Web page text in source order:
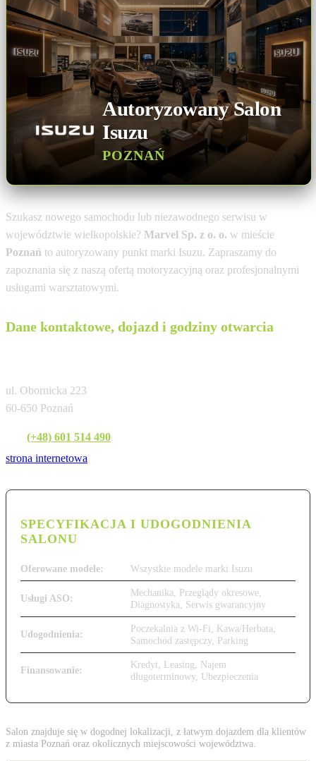
Autoryzowany Salon
Isuzu
POZNAŃ
Szukasz nowego samochodu lub niezawodnego serwisu w
województwie wielkopolskie? Marvel Sp. z o. o. w mieście
Poznań to autoryzowany punkt marki Isuzu. Zapraszamy do
zapoznania się z naszą ofertą motoryzacyjną oraz profesjonalnymi
usługami warsztatowymi.
Dane kontaktowe, dojazd i godziny otwarcia
ul. Obornicka 223
60-650 Poznań
(+48) 601 514 490
strona internetowa
SPECYFIKACJA I UDOGODNIENIA
SALONU
Oferowane modele: Wszystkie modele marki Isuzu
Usługi ASO:
Mechanika, Przeglądy okresowe,
Diagnostyka, Serwis gwarancyjny
Udogodnienia:
Poczekalnia z Wi-Fi, Kawa/Herbata,
Samochód zastępczy, Parking
Finansowanie:
Kredyt, Leasing, Najem
długoterminowy, Ubezpieczenia
Salon znajduje się w dogodnej lokalizacji, z łatwym dojazdem dla klientów
z miasta Poznań oraz okolicznych miejscowości województwa.